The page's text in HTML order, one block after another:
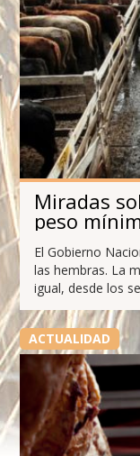
Miradas
peso
El Gobierno
las hembras. La
igual, desde los
ACTUALIDAD